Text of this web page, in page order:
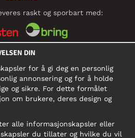
raskt og sporbart med:
MEDIER
BEDRIFT
891 581 MVA
DIN
for å gi deg en personlig
annonsering og for å holde
og sikre. For dette formålet
om brukere, deres design og
alle informasjonskapsler eller
du tillater og hvilke du vil